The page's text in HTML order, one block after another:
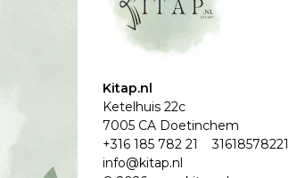
Kitap.nl
Ketelhuis 22c
7005 CA Doetinchem
+316 185 782 21
31618578221
info@kitap.nl